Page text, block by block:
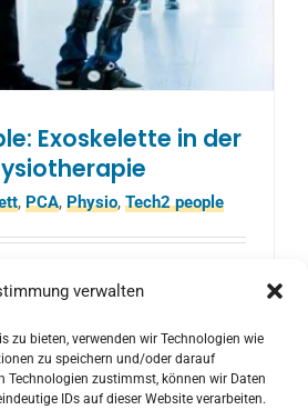
verwalten
zu bieten, verwenden wir Technologien wie
zu speichern und/oder darauf
Technologien zustimmst, können wir Daten
IDs auf dieser Website verarbeiten.
Exoskelette in der
, PCA, Physio, Tech2 people
tech2people ist es, die
physiologische
zu kombinieren.